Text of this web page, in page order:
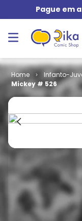
Pague em
Infanto-
Mickey # 526